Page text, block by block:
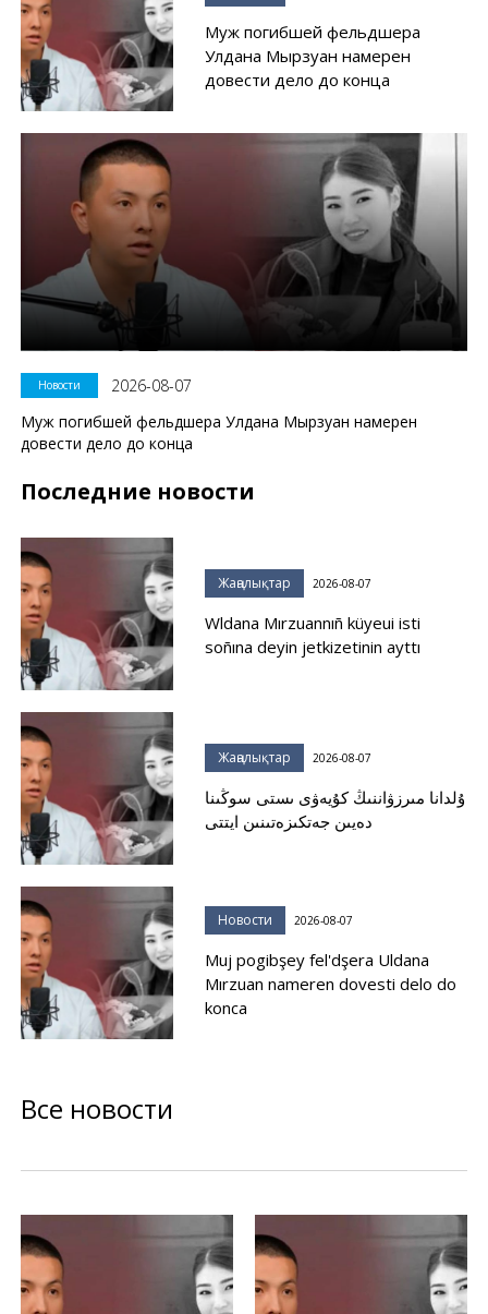
Муж погибшей фельдшера
Улдана Мырзуан намерен
довести дело до конца
Новости
2026-08-07
Муж погибшей фельдшера Улдана Мырзуан намерен
довести дело до конца
Последние новости
Жаңалықтар 2026-08-07
Wldana Mırzuannıñ küyeui isti
soñına deyin jetkizetinin ayttı
Жаңалықтар 2026-08-07
ۇلدانا مىرزۋاننىڭ كۇيەۋى ىستى سوڭىنا
دەيىن جەتكىزەتىنىن ايتتى
Новости 2026-08-07
Muj pogibşey fel'dşera Uldana
Mırzuan nameren dovesti delo do
konca
Все новости